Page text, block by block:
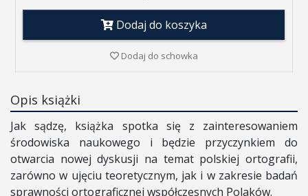
Dodaj do koszyka
Dodaj do schowka
Opis książki
Jak sądzę, książka spotka się z zainteresowaniem
środowiska naukowego i będzie przyczynkiem do
otwarcia nowej dyskusji na temat polskiej ortografii,
zarówno w ujęciu teoretycznym, jak i w zakresie badań
sprawności ortograficznej współczesnych Polaków.